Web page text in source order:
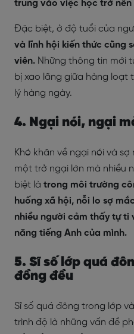
trung vào việc học trở
Đặc biệt, ở độ tuổi của
và lĩnh hội kiến thức cũng
viên. Những thông tin mới
bị xao lãng giữa hàng loạt
lý hàng ngày.
4. Ngại nói, ngại
Khó khăn về ngại nói và
một trở ngại lớn mà nhiều
biệt là trong môi trường
huống xã hội, nỗi lo sợ
nhiều người cảm thấy tự ti
năng tiếng Anh của mình.
5. Sĩ số lớp quá
đồng đều
Sĩ số quá đông trong lớp
trình độ là những vấn đề